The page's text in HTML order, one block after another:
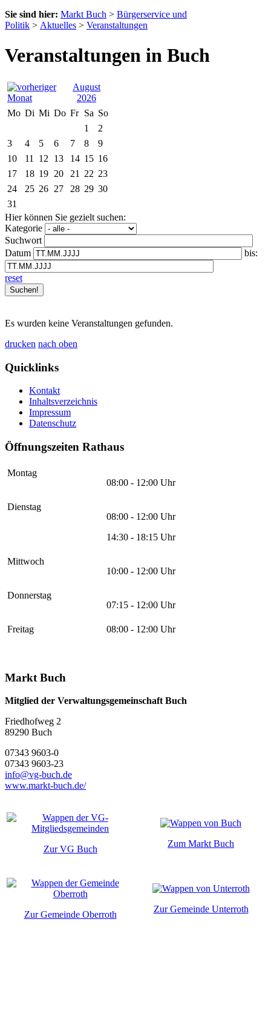
Sie sind hier: Markt Buch > Bürgerservice und
Politik > Aktuelles > Veranstaltungen
Veranstaltungen in Buch
August
2026
Mo Di Mi Do Fr Sa So
1
2
3
4 5 6 7 8
9
10
11 12 13 14 15 16
17
18 19 20 21 22 23
24
25 26 27 28 29 30
31
Hier können Sie gezielt suchen:
Kategorie
Suchwort
Datum
bis:
reset
Es wurden keine Veranstaltungen gefunden.
drucken nach oben
Quicklinks
Kontakt
Inhaltsverzeichnis
Impressum
Datenschutz
Öffnungszeiten Rathaus
Montag
08:00 - 12:00 Uhr
Dienstag
08:00 - 12:00 Uhr
14:30 - 18:15 Uhr
Mittwoch
10:00 - 12:00 Uhr
Donnerstag
07:15 - 12:00 Uhr
Freitag 08:00 - 12:00 Uhr
Markt Buch
Mitglied der Verwaltungsgemeinschaft Buch
Friedhofweg 2
89290 Buch
07343 9603-0
07343 9603-23
info@vg-buch.de
www.markt-buch.de/
Zur VG Buch
Zum Markt Buch
Zur Gemeinde Oberroth
Zur Gemeinde Unterroth